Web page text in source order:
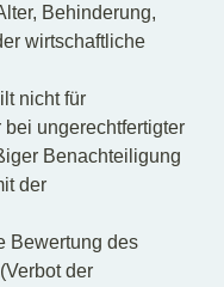
Behinderung,
wirtschaftliche
nicht für
ungerechtfertigter
Benachteiligung
der
Bewertung des
der